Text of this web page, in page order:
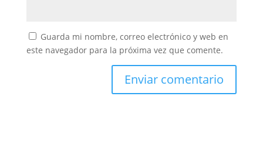
Guarda mi nombre, correo electrónico y web en
este navegador para la próxima vez que comente.